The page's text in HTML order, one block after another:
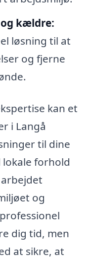
kældre:
løsning til at
og fjerne
kan et
i Langå
til dine
lokale forhold
og
dig tid, men
at sikre, at